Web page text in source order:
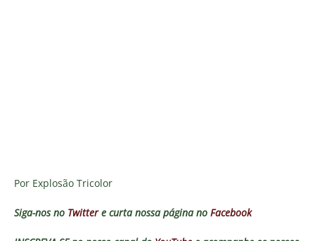
Por Explosão Tricolor
Siga-nos no Twittere curta nossa página no Facebook